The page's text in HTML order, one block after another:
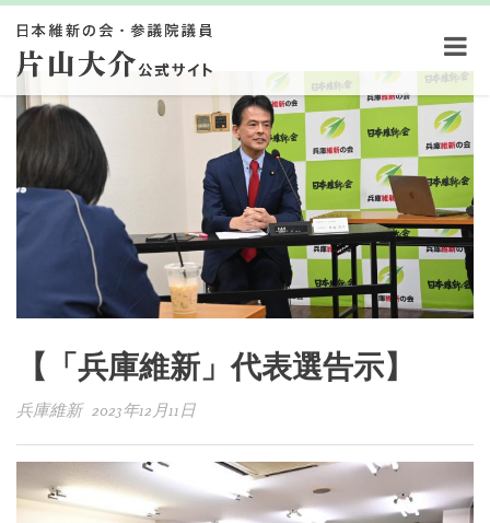
【「兵庫維新」代表選告示】
兵庫維新 2023年12月11日